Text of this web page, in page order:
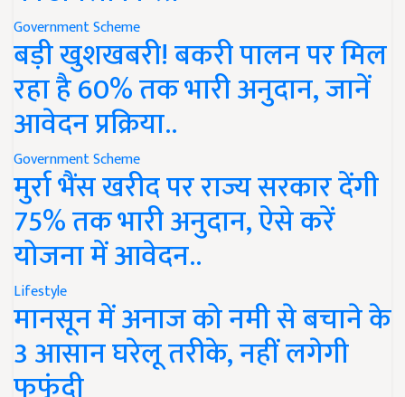
Government Scheme
बड़ी खुशखबरी! बकरी पालन पर मिल
रहा है 60% तक भारी अनुदान, जानें
आवेदन प्रक्रिया..
Government Scheme
मुर्रा भैंस खरीद पर राज्य सरकार देंगी
75% तक भारी अनुदान, ऐसे करें
योजना में आवेदन..
Lifestyle
मानसून में अनाज को नमी से बचाने के
3 आसान घरेलू तरीके, नहीं लगेगी